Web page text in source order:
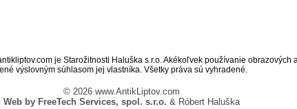
je Starožitnosti Haluška s.r.o. Akékoľvek používanie obrazových
výslovným súhlasom jej vlastníka. Všetky práva sú vyhradené.
© 2026 www.AntikLiptov.com
Web by FreeTech Services, spol. s.r.o. & Róbert Haluška